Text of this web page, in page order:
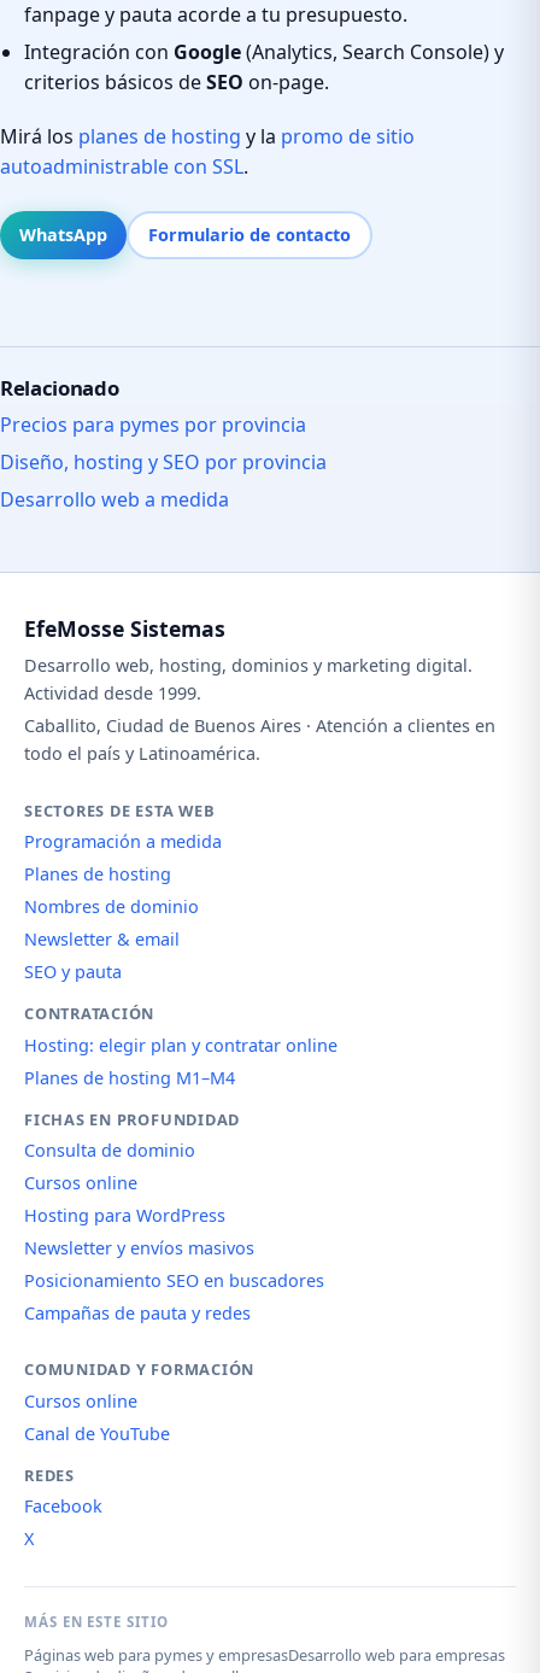
fanpage y pauta acorde a tu presupuesto.
Integración con Google(Analytics, Search Console) y
criterios básicos deSEO on-page.
Mirá los planes de hosting y la promo de sitio
autoadministrable con SSL.
WhatsApp Formulario de contacto
Relacionado
Precios para pymes por provincia
Diseño, hosting y SEO por provincia
Desarrollo web a medida
EfeMosse Sistemas
Desarrollo web, hosting, dominios y marketing digital.
Actividad desde 1999.
Caballito, Ciudad de Buenos Aires · Atención a clientes en
todo el país y Latinoamérica.
SECTORES DE ESTA WEB
Programación a medida
Planes de hosting
Nombres de dominio
Newsletter & email
SEO y pauta
CONTRATACIÓN
Hosting: elegir plan y contratar online
Planes de hosting M1–M4
FICHAS EN PROFUNDIDAD
Consulta de dominio
Cursos online
Hosting para WordPress
Newsletter y envíos masivos
Posicionamiento SEO en buscadores
Campañas de pauta y redes
COMUNIDAD Y FORMACIÓN
Cursos online
Canal de YouTube
REDES
Facebook
X
MÁS EN ESTE SITIO
Páginas web para pymes y empresasDesarrollo web para empresas